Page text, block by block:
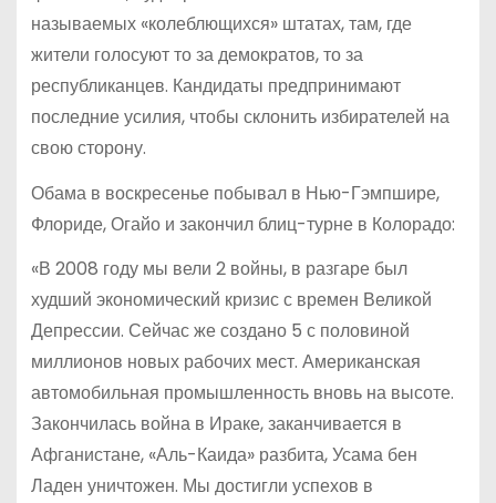
называемых «колеблющихся» штатах, там, где
жители голосуют то за демократов, то за
республиканцев. Кандидаты предпринимают
последние усилия, чтобы склонить избирателей на
свою сторону.
Обама в воскресенье побывал в Нью-Гэмпшире,
Флориде, Огайо и закончил блиц-турне в Колорадо:
«В 2008 году мы вели 2 войны, в разгаре был
худший экономический кризис с времен Великой
Депрессии. Сейчас же создано 5 с половиной
миллионов новых рабочих мест. Американская
автомобильная промышленность вновь на высоте.
Закончилась война в Ираке, заканчивается в
Афганистане, «Аль-Каида» разбита, Усама бен
Ладен уничтожен. Мы достигли успехов в